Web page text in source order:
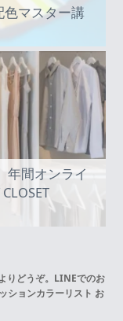
色マスター講
年間オンライ
りどうぞ。LINEでのお
ョンカラーリスト お